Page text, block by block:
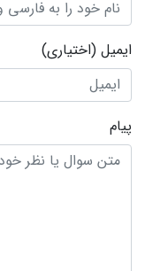
ایمیل (اختیاری)
پیام